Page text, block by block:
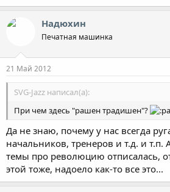
Надюхин
Печатная машинка
21 Май 2012
SVG-Jazz написал(а):
При чем здесь "рашен традишен"?
Да не знаю, почему у нас всегда
начальников, тренеров и т.д. и
темы про революцию отписалась,
этой тоже, надоело как-то все это...